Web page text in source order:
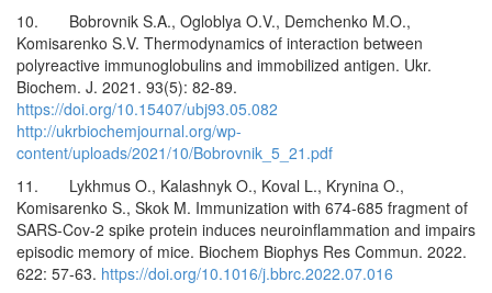
10. Bobrovnik S.A., Ogloblya O.V., Demchenko M.O.,
Komisarenko S.V. Thermodynamics of interaction between
polyreactive immunoglobulins and immobilized antigen. Ukr.
Biochem. J. 2021. 93(5): 82-89.
https://doi.org/10.15407/ubj93.05.082
http://ukrbiochemjournal.org/wp-
content/uploads/2021/10/Bobrovnik_5_21.pdf
11. Lykhmus O., Kalashnyk O., Koval L., Krynina O.,
Komisarenko S., Skok M. Immunization with 674-685 fragment of
SARS-Cov-2 spike protein induces neuroinflammation and impairs
episodic memory of mice. Biochem Biophys Res Commun. 2022.
622: 57-63. https://doi.org/10.1016/j.bbrc.2022.07.016